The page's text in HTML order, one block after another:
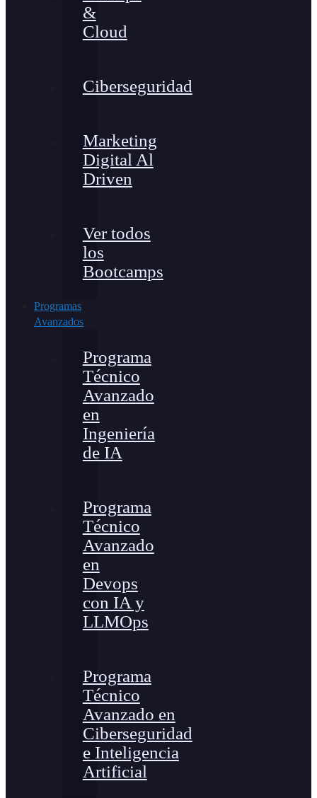
&
Cloud
Ciberseguridad
Marketing
Digital Al
Driven
Ver todos
los
Bootcamps
Programas
Avanzados
Programa
Técnico
Avanzado
en
Ingeniería
de IA
Programa
Técnico
Avanzado
en
Devops
con IA y
LLMOps
Programa
Técnico
Avanzado en
Ciberseguridad
e Inteligencia
Artificial